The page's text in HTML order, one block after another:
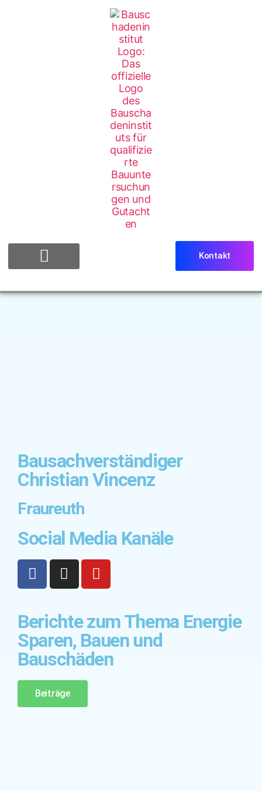
Kontakt
Bausachverständiger
Christian Vincenz
Fraureuth
Social Media Kanäle
Berichte zum Thema Energie
Sparen, Bauen und
Bauschäden
Beiträge